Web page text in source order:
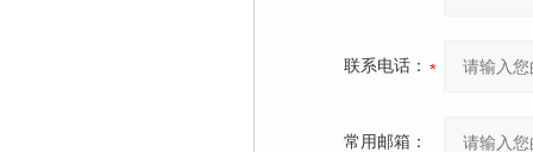
联系电话：
常用邮箱：